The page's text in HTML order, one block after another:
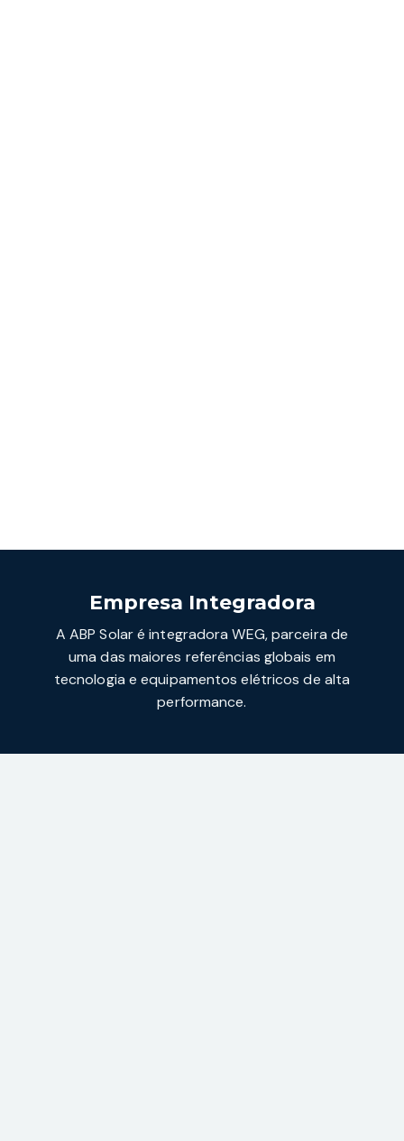
Empresa Integradora
A ABP Solar é integradora WEG, parceira de
uma das maiores referências globais em
tecnologia e equipamentos elétricos de alta
performance.